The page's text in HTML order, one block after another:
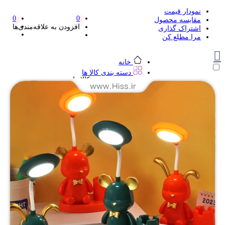
نمودار قیمت
مقایسه محصول
اشتراک گذاری
مرا مطلع کن
0
افزودن به علاقه‌مندی‌ها
0
خانه
دسته بندی کالا ها
دسته بندی کالا ها
لوازم تحریر و هنر
لوازم تحریر و هنر
مداد
پاک کن و غلط گیر
مداد تراش
اتود و نوک
روان نویس فانتزی
خودکار و خودکار فشاری
ماژیک ها
دفترچه یادداشت
استیکر
استیک نوت
خط کش و گونیا
کیف غذا
کوله پشتی
چسب
کاتر فانتزی
بوک مارک
ماشین حساب